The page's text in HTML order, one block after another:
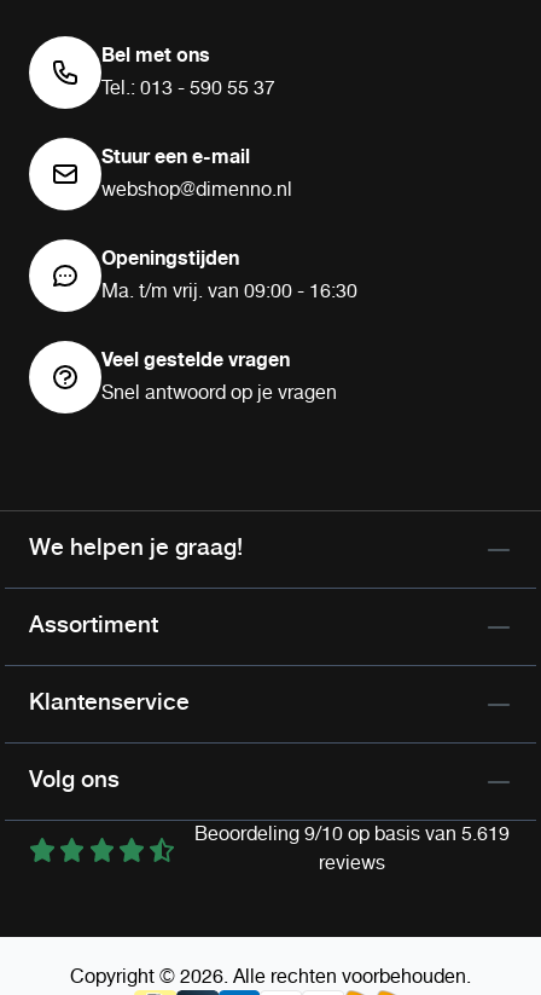
Bel met ons
Tel.: 013 - 590 55 37
Stuur een e-mail
webshop@dimenno.nl
Openingstijden
Ma. t/m vrij. van 09:00 - 16:30
Veel gestelde vragen
Snel antwoord op je vragen
We helpen je graag!
Assortiment
Klantenservice
Volg ons
Beoordeling 9/10 op basis van 5.619
reviews
Copyright © 2026. Alle rechten voorbehouden.